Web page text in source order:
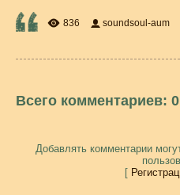
836 soundsoul-aum
Всего комментариев: 0
Добавлять комментарии
[